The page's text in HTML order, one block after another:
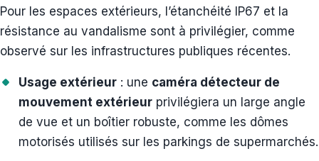
Pour les espaces extérieurs, l’étanchéité IP67 et la
résistance au vandalisme sont à privilégier, comme
observé sur les infrastructures publiques récentes.
Usage extérieur : une caméra détecteur de
mouvement extérieur privilégiera un large angle
de vue et un boîtier robuste, comme les dômes
motorisés utilisés sur les parkings de supermarchés.